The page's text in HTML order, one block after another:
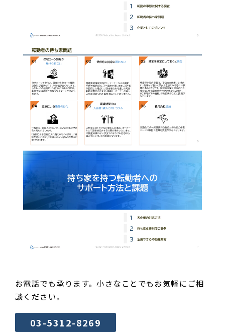
お電話でも承ります。小さなことでもお気軽にご相
談ください。
03-5312-8269